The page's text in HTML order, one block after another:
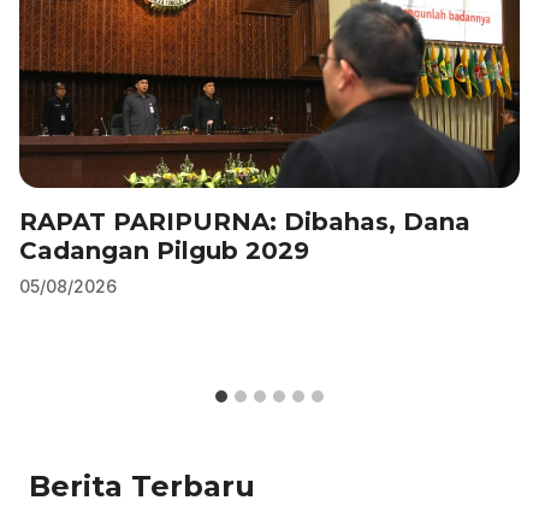
RAPAT PARIPURNA: Dibahas, Dana
Cadangan Pilgub 2029
05/08/2026
Berita Terbaru